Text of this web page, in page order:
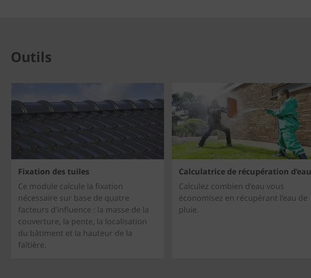
Outils
Fixation des tuiles
Ce module calcule la fixation
nécessaire sur base de quatre
facteurs d’influence : la masse de la
couverture, la pente, la localisation
du bâtiment et la hauteur de la
faîtière.
Calculatrice de récupération d’eau
Calculez combien d’eau vous
économisez en récupérant l’eau de
pluie.